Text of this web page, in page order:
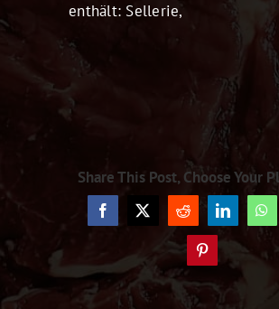
enthält: Sellerie,
Share This Post, Choose Your
Facebook
X RedditLinkedIn
Pinterest